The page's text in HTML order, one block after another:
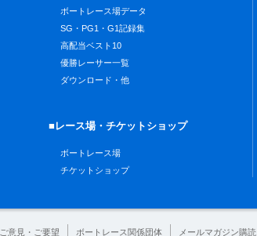
ボートレース場データ
SG・PG1・G1記録集
高配当ベスト10
優勝レーサー一覧
ダウンロード・他
■レース場・チケットショップ
ボートレース場
チケットショップ
ご意見・ご要望 ボートレース関係団体 メールマガジン購読